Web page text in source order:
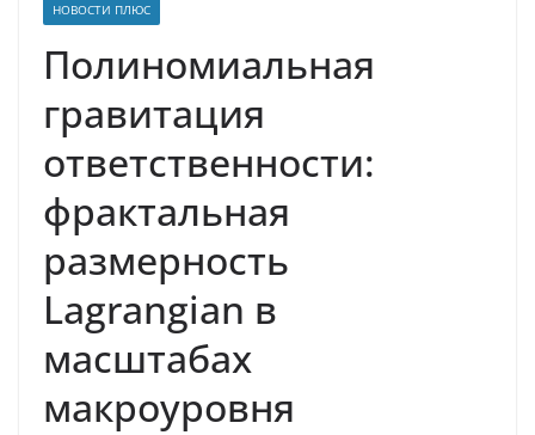
НОВОСТИ ПЛЮС
Полиномиальная
гравитация
ответственности:
фрактальная
размерность
Lagrangian в
масштабах
макроуровня